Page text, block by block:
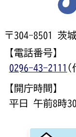
〒304-8501 茨
【電話番号】
0296-43-2111 (
【開庁時間】
平日 午前8時